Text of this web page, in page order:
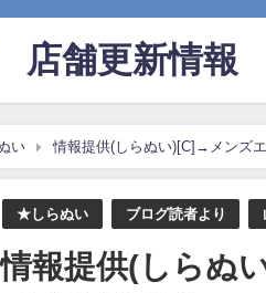
店舗更新情報
い 情報提供(しらぬい)[C]→メンズ
★しらぬい ブログ読者より
情報提供(しらぬ